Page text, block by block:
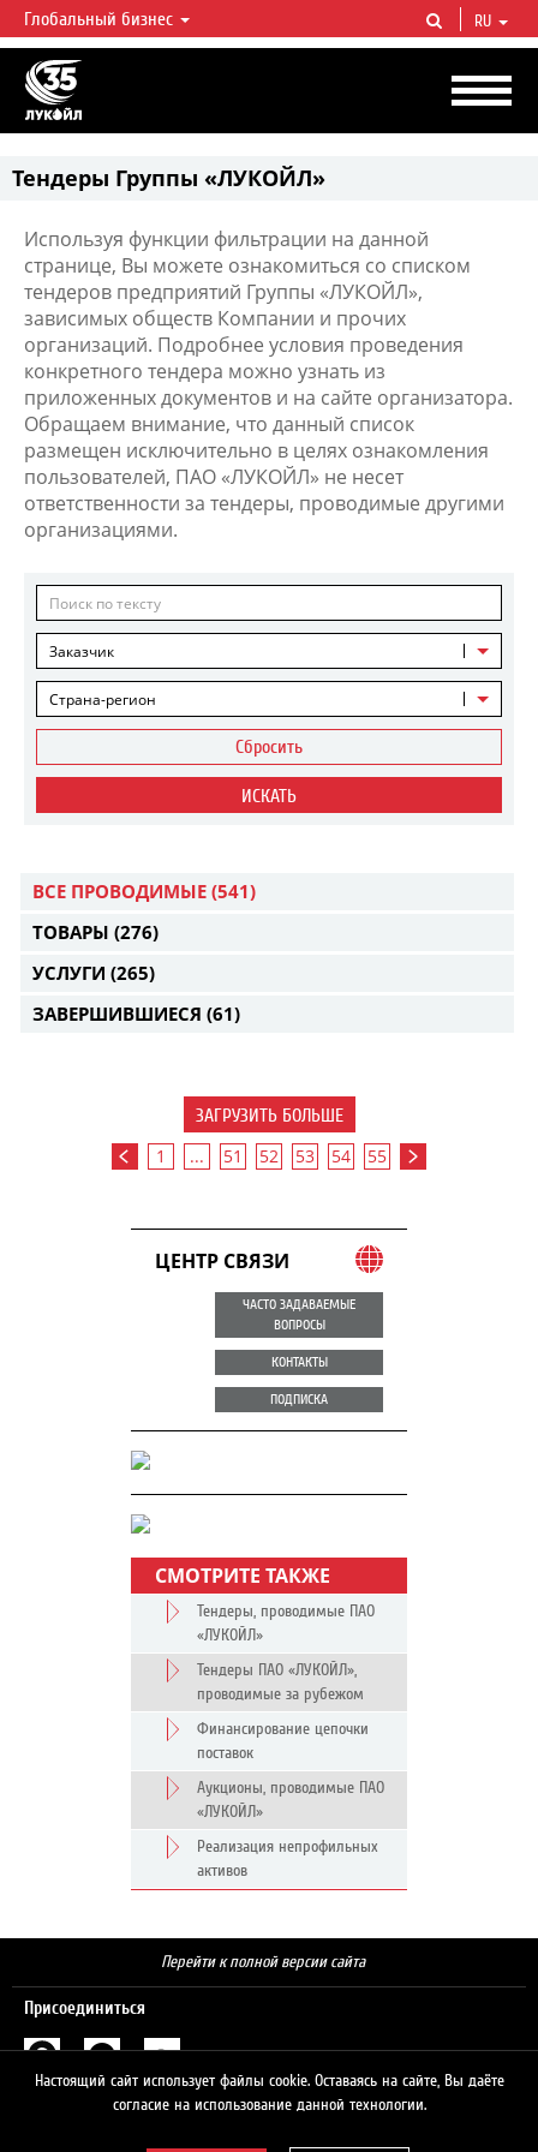
ЛУКОЙЛ СЕГОДНЯ
ЛУКОЙЛ — одна из крупнейших вертикально интегрированных
нефтегазовых компаний в мире, на долю которой приходится более 2%
мировой добычи нефти и около 1% доказанных запасов углеводородов.
Глобальный бизнес RU
Тендеры Группы «ЛУКОЙЛ»
Используя функции фильтрации на данной
странице, Вы можете ознакомиться со списком
тендеров предприятий Группы «ЛУКОЙЛ»,
зависимых обществ Компании и прочих
организаций. Подробнее условия проведения
конкретного тендера можно узнать из
приложенных документов и на сайте организатора.
Обращаем внимание, что данный список
размещен исключительно в целях ознакомления
пользователей, ПАО «ЛУКОЙЛ» не несет
ответственности за тендеры, проводимые другими
организациями.
Заказчик
Страна-регион
Сбросить
ИСКАТЬ
ВСЕ ПРОВОДИМЫЕ (541)
ТОВАРЫ (276)
УСЛУГИ (265)
ЗАВЕРШИВШИЕСЯ (61)
ЗАГРУЗИТЬ БОЛЬШЕ
1 ... 51 52 53 54 55
ЦЕНТР СВЯЗИ
ЧАСТО ЗАДАВАЕМЫЕ
ВОПРОСЫ
КОНТАКТЫ
ПОДПИСКА
СМОТРИТЕ ТАКЖЕ
Тендеры, проводимые ПАО
«ЛУКОЙЛ»
Тендеры ПАО «ЛУКОЙЛ»,
проводимые за рубежом
Финансирование цепочки
поставок
Аукционы, проводимые ПАО
«ЛУКОЙЛ»
Реализация непрофильных
активов
Перейти к полной версии сайта
Присоединиться
Настоящий сайт использует файлы cookie. Оставаясь на сайте, Вы даёте
согласие на использование данной технологии.